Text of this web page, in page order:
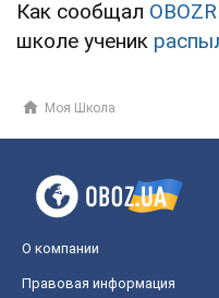
Как сообщал
школе ученик
Моя Школа
О компании
Правовая информация